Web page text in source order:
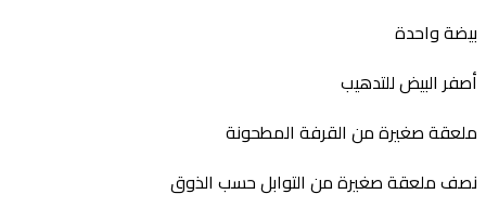
بيضة واحدة
أصفر البيض للتدهيب
ملعقة صغيرة من القرفة المطحونة
نصف ملعقة صغيرة من التوابل حسب الذوق